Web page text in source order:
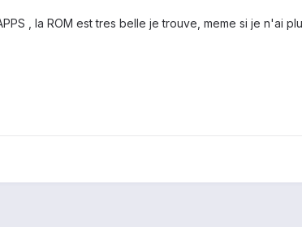
, la ROM est tres belle je trouve, meme si je n'ai